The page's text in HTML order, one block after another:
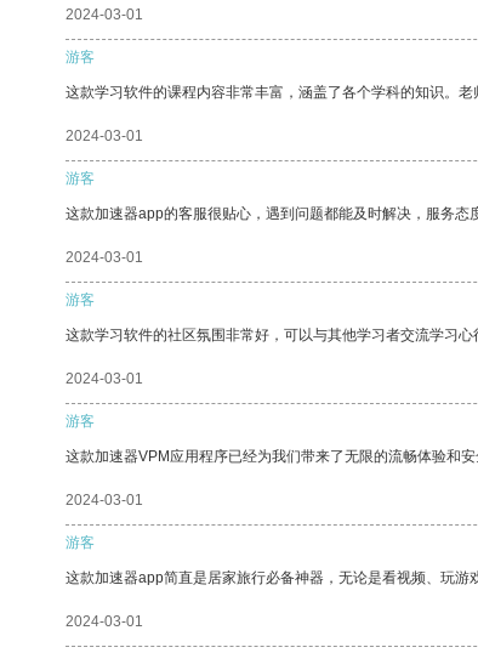
2024-03-01
游客
这款学习软件的课程内容非常丰富，涵盖了各个学科的知识。
2024-03-01
游客
这款加速器app的客服很贴心，遇到问题都能及时解决，服务态
2024-03-01
游客
这款学习软件的社区氛围非常好，可以与其他学习者交流学习心
2024-03-01
游客
这款加速器VPM应用程序已经为我们带来了无限的流畅体验和安
2024-03-01
游客
这款加速器app简直是居家旅行必备神器，无论是看视频、玩游
2024-03-01